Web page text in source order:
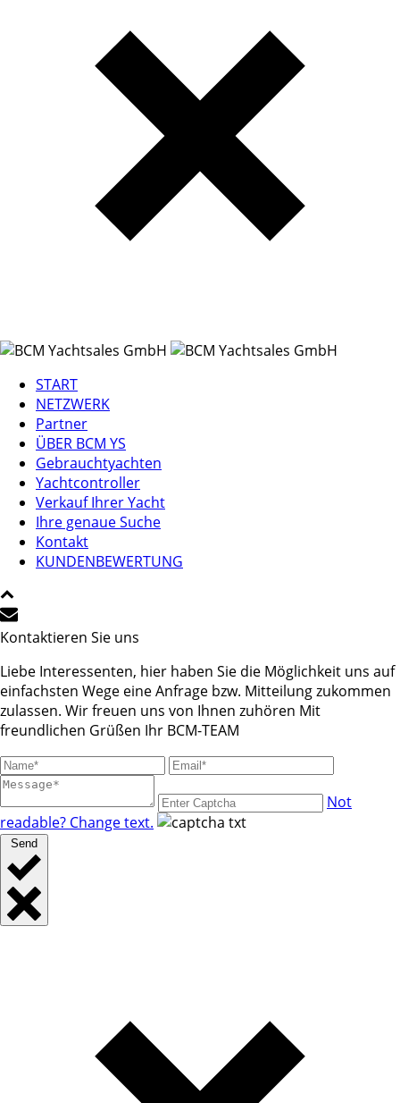
START
NETZWERK
Partner
ÜBER BCM YS
Gebrauchtyachten
Yachtcontroller
Verkauf Ihrer Yacht
Ihre genaue Suche
Kontakt
KUNDENBEWERTUNG
Kontaktieren Sie uns
Liebe Interessenten, hier haben Sie die Möglichkeit uns auf
einfachsten Wege eine Anfrage bzw. Mitteilung zukommen
zulassen. Wir freuen uns von Ihnen zuhören Mit
freundlichen Grüßen Ihr BCM-TEAM
Not
readable? Change text.
Send